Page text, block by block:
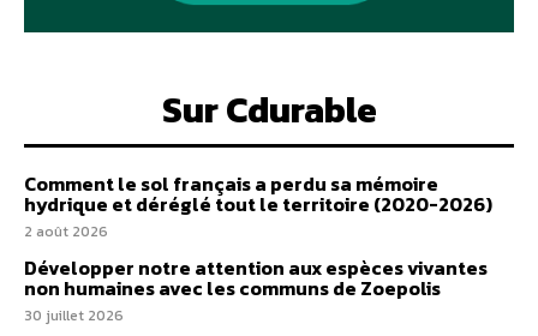
Sur Cdurable
Comment le sol français a perdu sa mémoire
hydrique et déréglé tout le territoire (2020-2026)
2 août 2026
Développer notre attention aux espèces vivantes
non humaines avec les communs de Zoepolis
30 juillet 2026